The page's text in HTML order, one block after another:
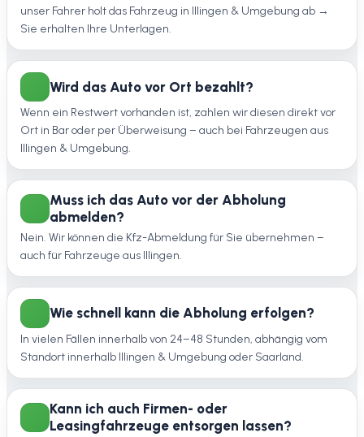
unser Fahrer holt das Fahrzeug in Illingen & Umgebung ab →
Sie erhalten Ihre Unterlagen.
Wird das Auto vor Ort bezahlt?
Wenn ein Restwert vorhanden ist, zahlen wir diesen direkt vor
Ort in Bar oder per Überweisung – auch bei Fahrzeugen aus
Illingen & Umgebung.
Muss ich das Auto vor der Abholung
abmelden?
Nein. Wir können die Kfz-Abmeldung für Sie übernehmen –
auch für Fahrzeuge aus Illingen.
Wie schnell kann die Abholung erfolgen?
In vielen Fällen innerhalb von 24–48 Stunden, abhängig vom
Standort innerhalb Illingen & Umgebung oder Saarland.
Kann ich auch Firmen- oder
Leasingfahrzeuge entsorgen lassen?